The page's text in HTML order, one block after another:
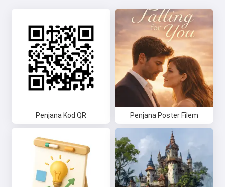
Penjana Kod QR Penjana Poster Filem